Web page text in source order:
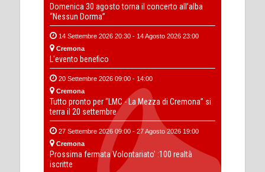
Domenica 30 agosto torna il concerto all’alba
“Nessun Dorma”
14 Settembre 2026 20:30 - 14 Agosto 2026 23:00
Cremona
L'evento benefico
20 Settembre 2026 09:00 - 14:00
Cremona
Tutto pronto per “LMC - La Mezza di Cremona” si
terra il 20 settembre
27 Settembre 2026 09:00 - 27 Agosto 2026 19:00
Cremona
Prossima fermata Volontariato' :100 realtà
iscritte